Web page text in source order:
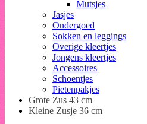
Mutsjes
Jasjes
Ondergoed
Sokken en leggings
Overige kleertjes
Jongens kleertjes
Accessoires
Schoentjes
Pietenpakjes
Grote Zus 43 cm
Kleine Zusje 36 cm